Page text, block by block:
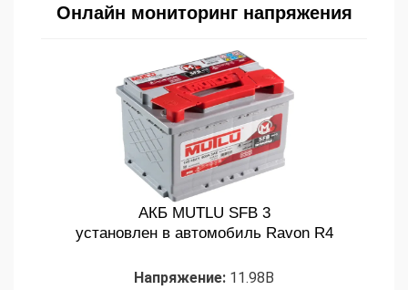
Онлайн мониторинг напряжения
АКБ MUTLU SFB 3
установлен в автомобиль Ravon R4
Напряжение: 11.98В